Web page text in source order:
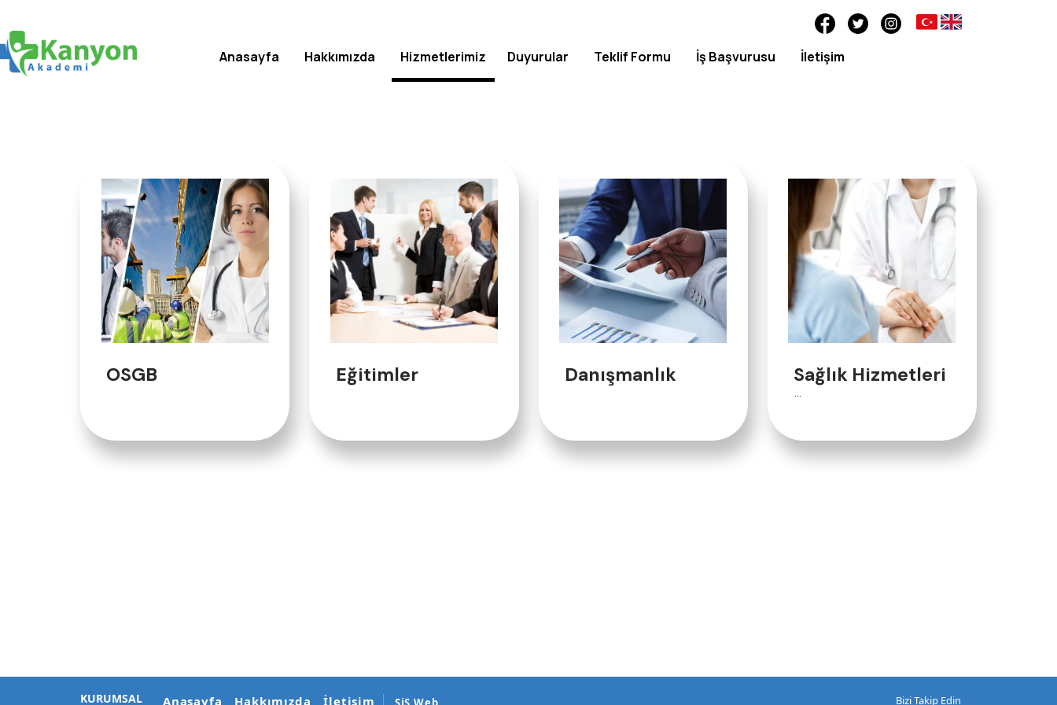
OSGB Eğitimler Danışmanlık Sağlık Hizmetleri
...
Anasayfa Hakkımızda Hizmetlerimiz Duyurular Teklif Formu İş Başvurusu İletişim
KURUMSAL Anasayfa Hakkımızda İletişim Bizi Takip Edin